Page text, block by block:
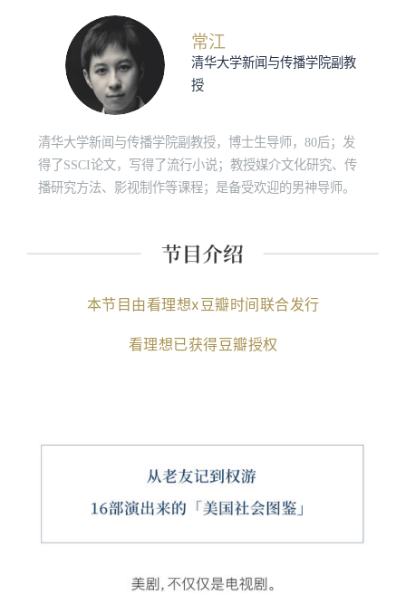
常江
清华大学新闻与传播学院副教
授
清华大学新闻与传播学院副教授，博士生导师，80后；发
得了SSCI论文，写得了流行小说；教授媒介文化研究、传
播研究方法、影视制作等课程；是备受欢迎的男神导师。
本节目由看理想x豆瓣时间联合发行
看理想已获得豆瓣授权